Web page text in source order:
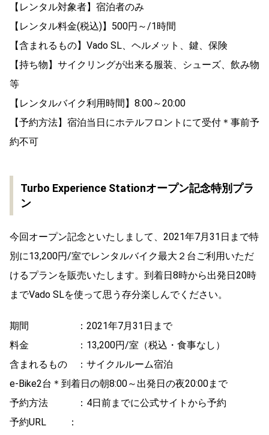
【レンタル対象者】宿泊者のみ
【レンタル料金(税込)】500円～/1時間
【含まれるもの】Vado SL、ヘルメット、鍵、保険
【持ち物】サイクリングが出来る服装、シューズ、飲み物
等
【レンタルバイク利用時間】8:00～20:00
【予約方法】宿泊当日にホテルフロントにて受付＊事前予
約不可
Turbo Experience Stationオープン記念特別プラ
ン
今回オープン記念といたしまして、2021年7月31日まで特
別に13,200円/室でレンタルバイク最大２台ご利用いただ
けるプランを販売いたします。到着日8時から出発日20時
までVado SLを使って思う存分楽しんでください。
期間 ：2021年7月31日まで
料金 ：13,200円/室（税込・食事なし）
含まれるもの ：サイクルルーム宿泊
e-Bike2台＊到着日の朝8:00～出発日の夜20:00まで
予約方法 ：4日前までに公式サイトから予約
予約URL ：